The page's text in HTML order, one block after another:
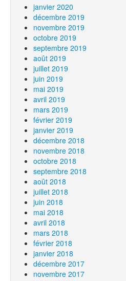
janvier 2020
décembre 2019
novembre 2019
octobre 2019
septembre 2019
août 2019
juillet 2019
juin 2019
mai 2019
avril 2019
mars 2019
février 2019
janvier 2019
décembre 2018
novembre 2018
octobre 2018
septembre 2018
août 2018
juillet 2018
juin 2018
mai 2018
avril 2018
mars 2018
février 2018
janvier 2018
décembre 2017
novembre 2017